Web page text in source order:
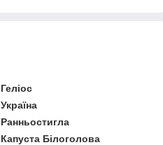
Геліос
Україна
Ранньостигла
Капуста Білоголова